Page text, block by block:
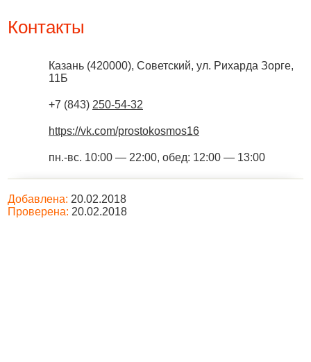
Контакты
Казань (420000), Советский, ул. Рихарда Зорге,
11Б
+7 (843) 250-54-32
https://vk.com/prostokosmos16
пн.-вс. 10:00 — 22:00, обед: 12:00 — 13:00
Добавлена: 20.02.2018
Проверена: 20.02.2018